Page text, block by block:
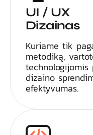
UI / UX
Dizainas
Kuriame tik
metodiką,
dizaino
efektyvumas.